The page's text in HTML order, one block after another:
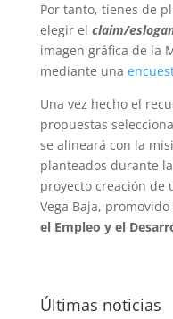
Por tanto, tienes de
elegir el claim/
imagen gráfica de la
mediante una
Una vez hecho el
propuestas
se alineará con la
planteados durante
proyecto creación de
Vega Baja,
el Empleo y el
Últimas noticias